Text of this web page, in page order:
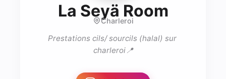
La Seyä Room- Brow
Charleroi
Prestations cils/ sourcils (halal) sur
charleroi📍